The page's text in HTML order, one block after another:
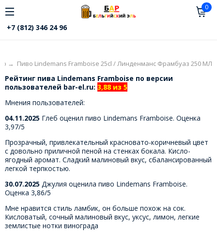
0
+7 (812) 346 24 96
→ Пиво Lindemans Framboise 25cl / Линденманс Фрамбуаз 250 МЛ
Рейтинг пива Lindemans Framboise по версии
пользователей bar-el.ru: 3,88 из 5
Мнения пользователей:
04.11.2025 Глеб оценил пиво Lindemans Framboise. Оценка
3,97/5
Прозрачный, привлекательный красновато-коричневый цвет
с довольно приличной пеной на стенках бокала. Кисло-
ягодный аромат. Сладкий малиновый вкус, сбалансированный
легкой терпкостью.
30.07.2025 Джулия оценила пиво Lindemans Framboise.
Оценка 3,86/5
Мне нравится стиль ламбик, он больше похож на сок.
Кисловатый, сочный малиновый вкус, уксус, лимон, легкие
землистые нотки винограда